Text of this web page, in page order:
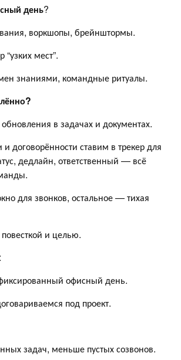
день?
воркшопы, брейнштормы.
“узких мест”.
знаниями, командные ритуалы.
в задачах и документах.
договорённости ставим в трекер для
дедлайн, ответственный — всё
для звонков, остальное — тихая
и целью.
:
офисный день.
под проект.
задач, меньше пустых созвонов.